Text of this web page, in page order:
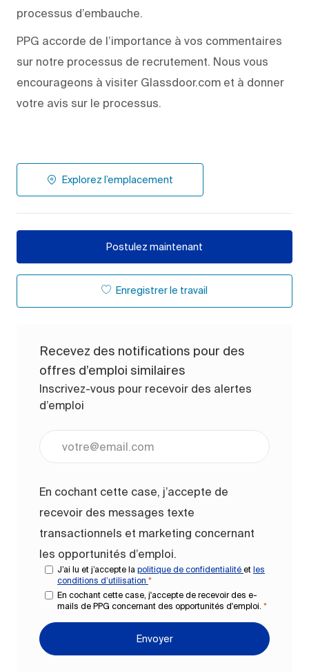
processus d’embauche.
PPG accorde de l’importance à vos commentaires
sur notre processus de recrutement. Nous vous
encourageons à visiter Glassdoor.com et à donner
votre avis sur le processus.
Explorez l’emplacement
Postulez maintenant
Enregistrer le travail
Recevez des notifications pour des
offres d’emploi similaires
Inscrivez-vous pour recevoir des alertes
d’emploi
En cochant cette case, j’accepte de
recevoir des messages texte
transactionnels et marketing concernant
les opportunités d’emploi.
J’ai lu et j’accepte la politique de confidentialité et les
conditions d’utilisation *
En cochant cette case, j'accepte de recevoir des e-
mails de PPG concernant des opportunités d'emploi. *
Envoyer